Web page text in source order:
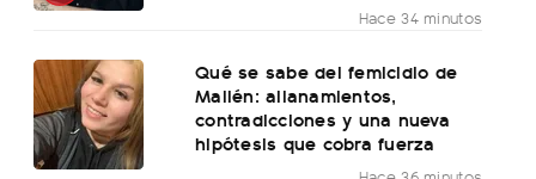
Hace 34 minutos
Qué se sabe del femicidio de
Mailén: allanamientos,
contradicciones y una nueva
hipótesis que cobra fuerza